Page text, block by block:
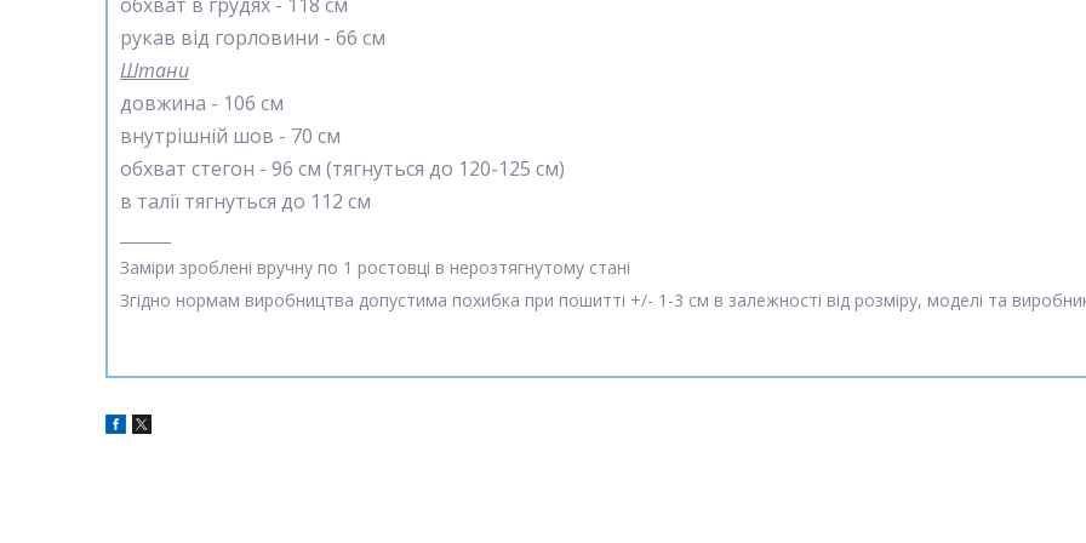
рукав від горловини - 66 см
Штани
довжина - 106 см
внутрішній шов - 70 см
обхват стегон - 96 см (тягнуться до 120-125 см)
в талії тягнуться до 112 см
Заміри зроблені вручну по 1 ростовці в нерозтягнутому стані
Згідно нормам виробництва допустима похибка при пошитті +/- 1-3 см в залежності від розміру, моделі та